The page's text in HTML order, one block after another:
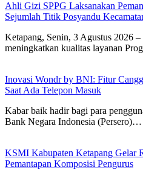
Ahli Gizi SPPG Laksanakan
Sejumlah Titik Posyandu
Ketapang, Senin, 3 Agustus 2026
meningkatkan kualitas layanan
Inovasi Wondr by BNI: Fitur
Saat Ada Telepon Masuk
Kabar baik hadir bagi para
Bank Negara Indonesia (Persero)…
KSMI Kabupaten Ketapang Gelar
Pemantapan Komposisi Pengurus